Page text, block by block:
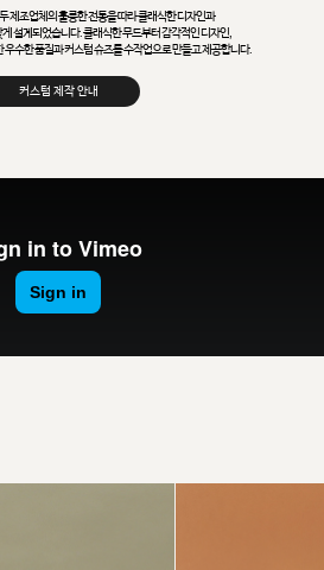
제조업체의 훌륭한 전통을 따라 클래식한 디자인과
설계되었습니다. 클래식한 무드부터 감각적인 디자인,
우수한 품질과 커스텀 슈즈를 수작업으로 만들고 제공합니다.
커스텀 제작 안내